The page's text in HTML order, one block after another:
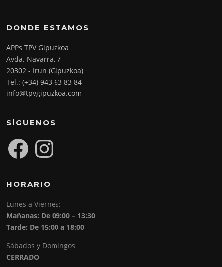
DONDE ESTAMOS
APPs TPV Gipuzkoa
Avda. Navarra, 7
20302 - Irun (Gipuzkoa)
Tel.: (+34) 943 63 83 84
info@tpvgipuzkoa.com
SÍGUENOS
FacebookInstagram
HORARIO
Lunes a Viernes:
Mañanas: De 09:00 – 13:30
Tarde: De 15:00 a 18:00
Sábados y Domingos
CERRADO